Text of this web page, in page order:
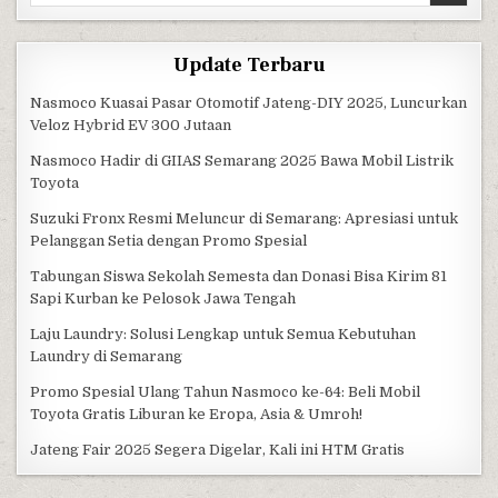
Update Terbaru
Nasmoco Kuasai Pasar Otomotif Jateng-DIY 2025, Luncurkan
Veloz Hybrid EV 300 Jutaan
Nasmoco Hadir di GIIAS Semarang 2025 Bawa Mobil Listrik
Toyota
Suzuki Fronx Resmi Meluncur di Semarang: Apresiasi untuk
Pelanggan Setia dengan Promo Spesial
Tabungan Siswa Sekolah Semesta dan Donasi Bisa Kirim 81
Sapi Kurban ke Pelosok Jawa Tengah
Laju Laundry: Solusi Lengkap untuk Semua Kebutuhan
Laundry di Semarang
Promo Spesial Ulang Tahun Nasmoco ke-64: Beli Mobil
Toyota Gratis Liburan ke Eropa, Asia & Umroh!
Jateng Fair 2025 Segera Digelar, Kali ini HTM Gratis